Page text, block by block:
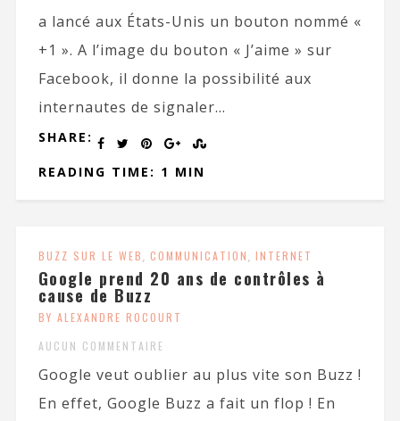
a lancé aux États-Unis un bouton nommé «
+1 ». A l’image du bouton « J’aime » sur
Facebook, il donne la possibilité aux
internautes de signaler...
SHARE:
READING TIME: 1 MIN
BUZZ SUR LE WEB, COMMUNICATION, INTERNET
Google prend 20 ans de contrôles à
cause de Buzz
BY ALEXANDRE ROCOURT
AUCUN COMMENTAIRE
Google veut oublier au plus vite son Buzz !
En effet, Google Buzz a fait un flop ! En